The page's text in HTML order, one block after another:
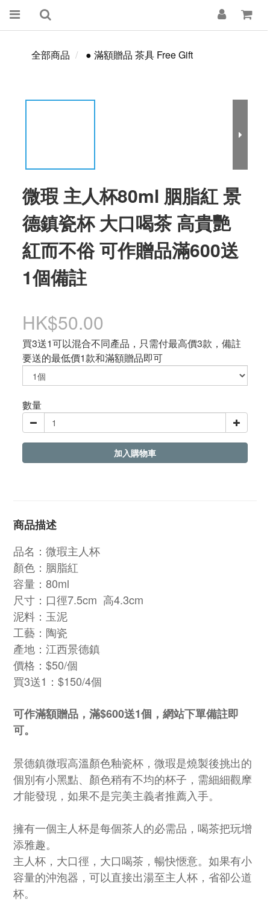
全部商品 ● 滿額贈品 茶具 Free Gift
微瑕 主人杯80ml 胭脂紅 景
德鎮瓷杯 大口喝茶 高貴艷
紅而不俗 可作贈品滿600送
1個備註
HK$50.00
買3送1可以混合不同產品，只需付最高價3款，備註
要送的最低價1款和滿額贈品即可
數量
加入購物車
商品描述
品名：微瑕主人杯
顏色：胭脂紅
容量：80ml
尺寸：口徑7.5cm 高4.3cm
泥料：玉泥
工藝：陶瓷
產地：江西景德鎮
價格：$50/個
買3送1：$150/4個
可作滿額贈品，滿$600送1個，網站下單備註即
可。
景德鎮微瑕高溫顏色釉瓷杯，微瑕是燒製後挑出的
個別有小黑點、顏色稍有不均的杯子，需細細觀摩
才能發現，如果不是完美主義者推薦入手。
擁有一個主人杯是每個茶人的必需品，喝茶把玩增
添雅趣。
主人杯，大口徑，大口喝茶，暢快愜意。如果有小
容量的沖泡器，可以直接出湯至主人杯，省卻公道
杯。